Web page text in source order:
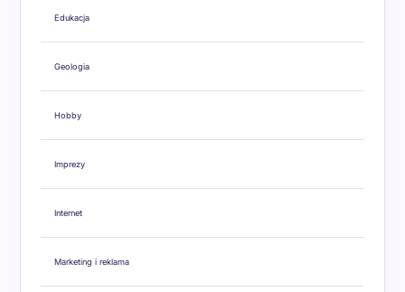
Edukacja
Geologia
Hobby
Imprezy
Internet
Marketing i reklama